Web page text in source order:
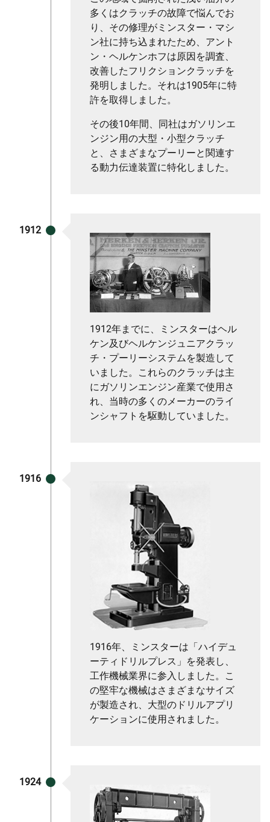
多くはクラッチの故障で悩んでお
り、その修理がミンスター・マシ
ン社に持ち込まれたため、アント
ン・ヘルケンホフは原因を調査、
改善したフリクションクラッチを
発明しました。それは1905年に特
許を取得しました。
その後10年間、同社はガソリンエ
ンジン用の大型・小型クラッチ
と、さまざまなプーリーと関連す
る動力伝達装置に特化しました。
1912
1912年までに、ミンスターはヘル
ケン及びヘルケンジュニアクラッ
チ・プーリーシステムを製造して
いました。これらのクラッチは主
にガソリンエンジン産業で使用さ
れ、当時の多くのメーカーのライ
ンシャフトを駆動していました。
1916
1916年、ミンスターは「ハイデュ
ーティドリルプレス」を発表し、
工作機械業界に参入しました。こ
の堅牢な機械はさまざまなサイズ
が製造され、大型のドリルアプリ
ケーションに使用されました。
1924